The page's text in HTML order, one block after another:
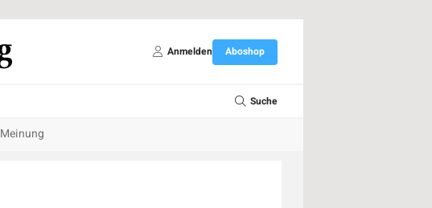
Anmelden Aboshop
Suche
Meinung